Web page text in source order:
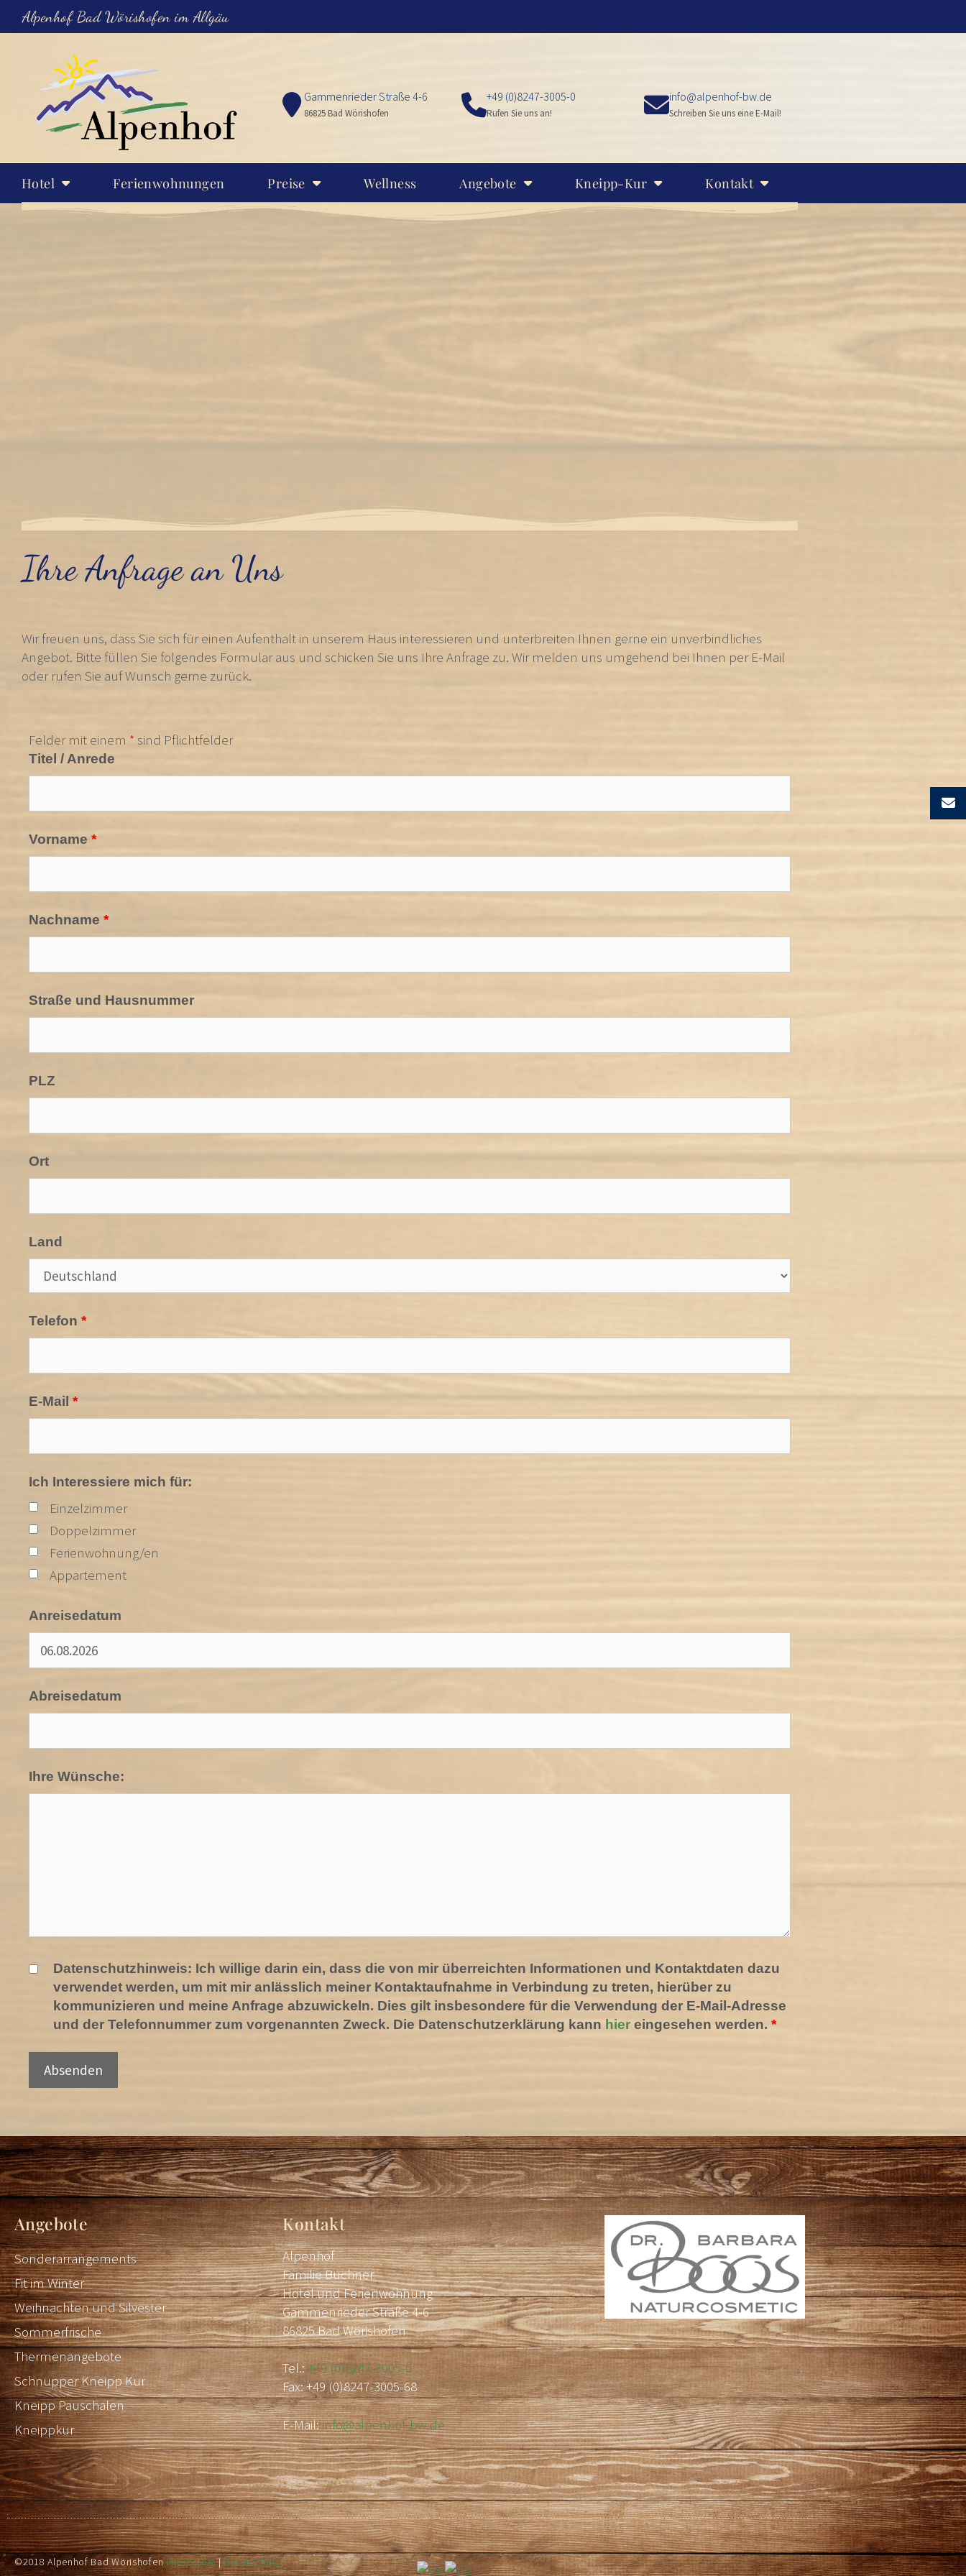
Alpenhof Bad Wörishofen im Allgäu
Gammenrieder Straße 4-6
86825 Bad Wörishofen
+49 (0)8247-3005-0
Rufen Sie uns an!
info@alpenhof-bw.de
Schreiben Sie uns eine E-Mail!
Hotel Ferienwohnungen Preise Wellness Angebote Kneipp-Kur Kontakt
Ihre Anfrage an Uns
Wir freuen uns, dass Sie sich für einen Aufenthalt in unserem Haus interessieren und unterbreiten Ihnen gerne ein unverbindliches
Angebot. Bitte füllen Sie folgendes Formular aus und schicken Sie uns Ihre Anfrage zu. Wir melden uns umgehend bei Ihnen per E-Mail
oder rufen Sie auf Wunsch gerne zurück.
Felder mit einem * sind Pflichtfelder
Titel / Anrede
Vorname *
Nachname *
Straße und Hausnummer
PLZ
Ort
Land
Telefon *
E-Mail *
Ich Interessiere mich für:
Einzelzimmer
Doppelzimmer
Ferienwohnung/en
Appartement
Anreisedatum
Abreisedatum
Ihre Wünsche:
Datenschutzhinweis: Ich willige darin ein, dass die von mir überreichten Informationen und Kontaktdaten dazu
verwendet werden, um mit mir anlässlich meiner Kontaktaufnahme in Verbindung zu treten, hierüber zu
kommunizieren und meine Anfrage abzuwickeln. Dies gilt insbesondere für die Verwendung der E-Mail-Adresse
und der Telefonnummer zum vorgenannten Zweck. Die Datenschutzerklärung kann hier eingesehen werden.*
Angebote
Sonderarrangements
Fit im Winter
Weihnachten und Silvester
Sommerfrische
Thermenangebote
Schnupper Kneipp Kur
Kneipp Pauschalen
Kneippkur
Kontakt
Alpenhof
Familie Buchner
Hotel und Ferienwohnung
Gammenrieder Straße 4-6
86825 Bad Wörishofen
Tel.:+49 (0)8247-3005-0
Fax: +49 (0)8247-3005-68
E-Mail:info@alpenhof-bw.de
©2018 Alpenhof Bad WörishofenImpressum|Datenschutz